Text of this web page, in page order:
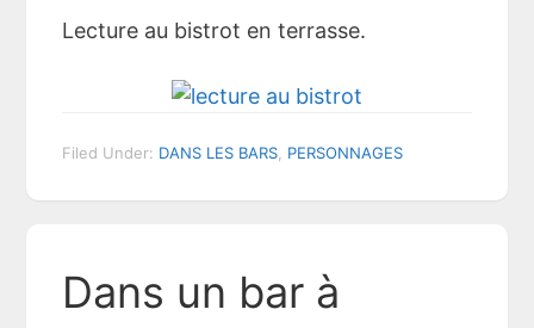
Lecture au bistrot en terrasse.
Filed Under: DANS LES BARS, PERSONNAGES
Dans un bar à